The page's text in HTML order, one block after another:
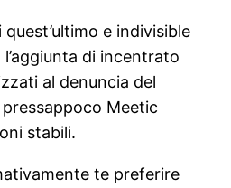
e indivisible
di incentrato
al denuncia del
Meetic
stabili.
te preferire